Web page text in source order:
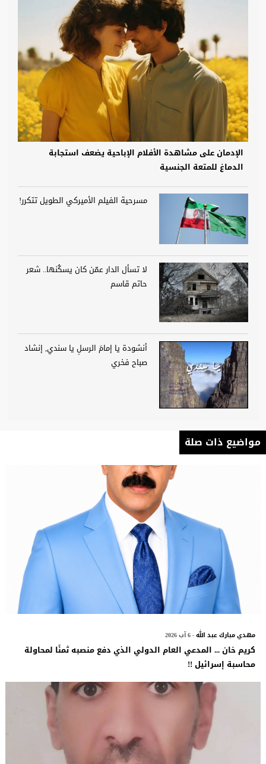
الإدمان على مشاهدة الأفلام الإباحية يضعف استجابة
الدماغ للمتعة الجنسية
مسرحية الفيلم الأميركي الطويل تتكرر!
لا تسأل الدار عمّن كان يسكُنها.. شعر
حاتم قاسم
أنشودة يا إمامَ الرسلِ يا سندي, إنشاد
صباح فخري
مواضيع ذات صلة
مهدي مبارك عبد الله- 6 آب 2026
كريم خان ... المدعي العام الدولي الذي دفع منصبه ثمنًا لمحاولة
محاسبة إسرائيل !!